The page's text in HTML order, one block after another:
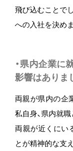
飛び込むことで
への入社を決め
・県内企業に
影響はありま
両親が県内の企
私自身、県内就
両親が近くにい
とが精神的な支